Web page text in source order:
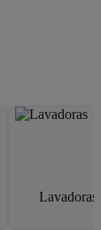
Lavadoras